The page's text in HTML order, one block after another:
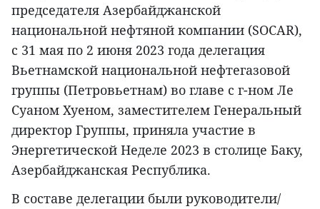
председателя Азербайджанской
национальной нефтяной компании (SOCAR),
с 31 мая по 2 июня 2023 года делегация
Вьетнамской национальной нефтегазовой
группы (Петровьетнам) во главе с г-ном Ле
Суаном Хуеном, заместителем Генеральный
директор Группы, приняла участие в
Энергетической Неделе 2023 в столице Баку,
Азербайджанская Республика.
В составе делегации были руководители/